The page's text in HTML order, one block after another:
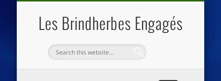
Les Brindherbes Engagés